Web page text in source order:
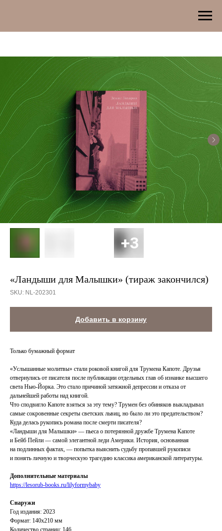
«Ландыши для Малышки» (тираж закончился)
SKU: NL-202301
Добавить в корзину
Только бумажный формат
«Услышанные молитвы» стали роковой книгой для Трумена Капоте. Друзья
отвернулись от писателя после публикации отдельных глав об изнанке высшего
света Нью-Йорка. Это стало причиной затяжной депрессии и отказа от
дальнейшей работы над книгой.
Что сподвигло Капоте взяться за эту тему? Трумен без обиняков выкладывал
самые сокровенные секреты светских львиц, но было ли это предательством?
Куда делась рукопись романа после смерти писателя?
«Ландыши для Малышки» — пьеса о потерянной дружбе Трумена Капоте
и Бейб Пейли — самой элегантной леди Америки. История, основанная
на подлинных фактах, — попытка выяснить судьбу пропавшей рукописи
и понять личную и творческую трагедию классика американской литературы.
Дополнительные материалы
https://lesorub-books.ru/lilyformybaby
Снаружи
Год издания: 2023
Формат: 140х210 мм
Количество страниц: 146